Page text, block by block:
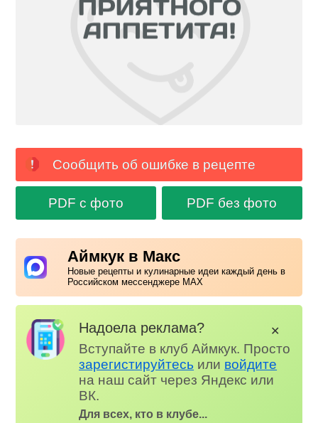
Сообщить об ошибке в рецепте
PDF с фото PDF без фото
Аймкук в Макс
Новые рецепты и кулинарные идеи каждый день в
Российском мессенджере MAX
Надоела реклама?
Вступайте в клуб Аймкук. Просто
зарегистируйтесь или войдите
на наш сайт через Яндекс или
ВК.
Для всех, кто в клубе...
✕